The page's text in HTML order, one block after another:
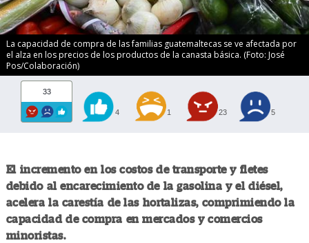
La capacidad de compra de las familias guatemaltecas se ve afectada por
el alza en los precios de los productos de la canasta básica. (Foto: José
Pos/Colaboración)
33
4 1 23 5
El incremento en los costos de transporte y fletes
debido al encarecimiento de la gasolina y el diésel,
acelera la carestía de las hortalizas, comprimiendo la
capacidad de compra en mercados y comercios
minoristas.